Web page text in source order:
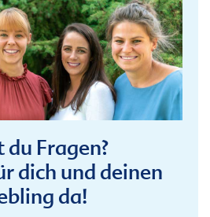
du Fragen?
dich und deinen
da!